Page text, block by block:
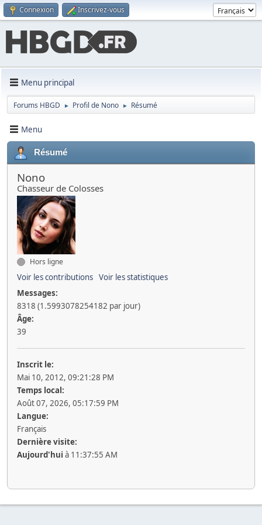
Connexion Inscrivez-vous
Menu principal
Forums HBGD ► Profil de Nono ► Résumé
Menu
Résumé
Nono
Chasseur de Colosses
Hors ligne
Voir les contributions Voir les statistiques
Messages:
8318 (1.5993078254182 par jour)
Âge:
39
Inscrit le:
Mai 10, 2012, 09:21:28 PM
Temps local:
Août 07, 2026, 05:17:59 PM
Langue:
Français
Dernière visite:
Aujourd'hui à 11:37:55 AM